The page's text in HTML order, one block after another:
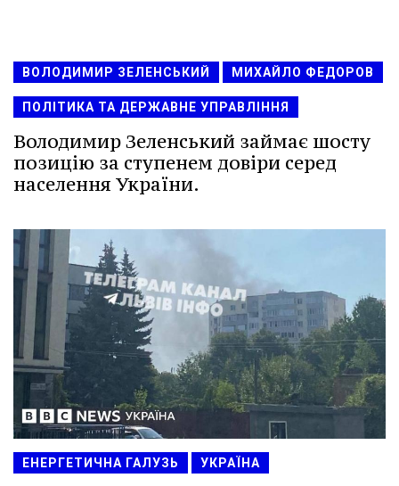
ВОЛОДИМИР ЗЕЛЕНСЬКИЙ МИХАЙЛО ФЕДОРОВ
ПОЛІТИКА ТА ДЕРЖАВНЕ УПРАВЛІННЯ
Володимир Зеленський займає шосту
позицію за ступенем довіри серед
населення України.
ЕНЕРГЕТИЧНА ГАЛУЗЬ УКРАЇНА